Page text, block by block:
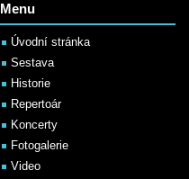
Menu
Úvodní stránka
Sestava
Historie
Repertoár
Koncerty
Fotogalerie
Video